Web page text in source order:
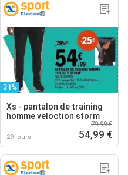
-31%
Xs - pantalon de training
homme veloction storm
29 jours
79,99 €
54,99 €